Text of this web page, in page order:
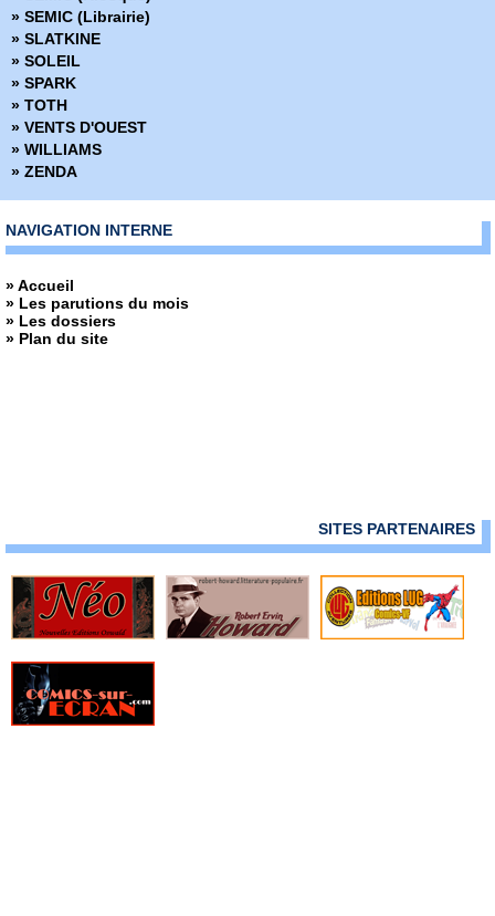
» SEMIC (Librairie)
» SLATKINE
» SOLEIL
» SPARK
» TOTH
» VENTS D'OUEST
» WILLIAMS
» ZENDA
NAVIGATION INTERNE
» Accueil
» Les parutions du mois
» Les dossiers
» Plan du site
SITES PARTENAIRES